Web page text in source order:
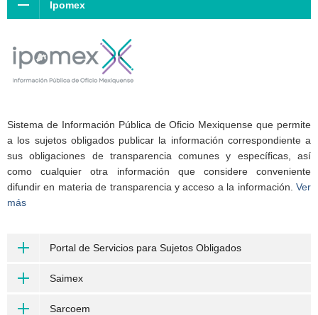
Ipomex
Sistema de Información Pública de Oficio Mexiquense que permite
a los sujetos obligados publicar la información correspondiente a
sus obligaciones de transparencia comunes y específicas, así
como cualquier otra información que considere conveniente
difundir en materia de transparencia y acceso a la información. Ver
más
Portal de Servicios para Sujetos Obligados
Saimex
Sarcoem